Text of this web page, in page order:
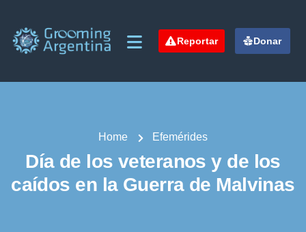
Reportar Donar
Home Efemérides
Día de los veteranos y de los
caídos en la Guerra de Malvinas